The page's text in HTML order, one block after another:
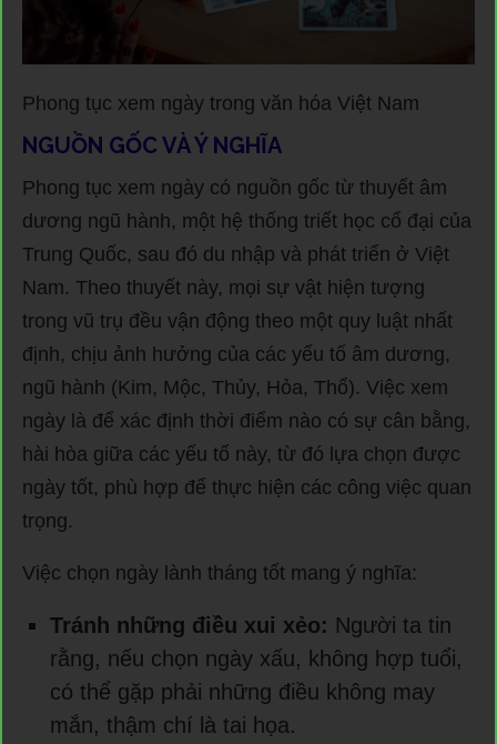
Phong tục xem ngày trong văn hóa Việt Nam
NGUỒN GỐC VÀ Ý NGHĨA
Phong tục xem ngày có nguồn gốc từ thuyết âm
dương ngũ hành, một hệ thống triết học cổ đại của
Trung Quốc, sau đó du nhập và phát triển ở Việt
Nam. Theo thuyết này, mọi sự vật hiện tượng
trong vũ trụ đều vận động theo một quy luật nhất
định, chịu ảnh hưởng của các yếu tố âm dương,
ngũ hành (Kim, Mộc, Thủy, Hỏa, Thổ). Việc xem
ngày là để xác định thời điểm nào có sự cân bằng,
hài hòa giữa các yếu tố này, từ đó lựa chọn được
ngày tốt, phù hợp để thực hiện các công việc quan
trọng.
Việc chọn ngày lành tháng tốt mang ý nghĩa:
Tránh những điều xui xẻo: Người ta tin
rằng, nếu chọn ngày xấu, không hợp tuổi,
có thể gặp phải những điều không may
mắn, thậm chí là tai họa.